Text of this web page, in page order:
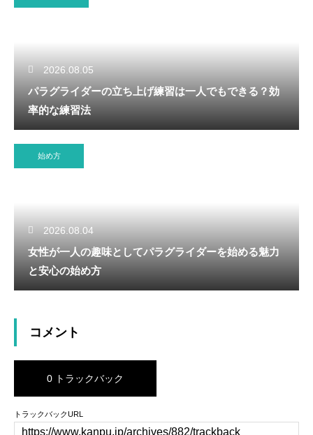
2026.08.05
パラグライダーの立ち上げ練習は一人でもできる？効
率的な練習法
始め方
2026.08.04
女性が一人の趣味としてパラグライダーを始める魅力
と安心の始め方
コメント
0 トラックバック
トラックバックURL